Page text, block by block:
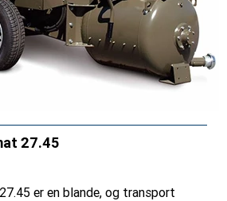
27.45
er en blande, og transport